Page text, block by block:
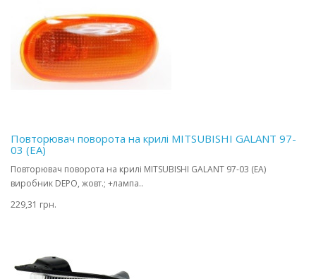
Повторювач поворота на крилі MITSUBISHI GALANT 97-
03 (EA)
Повторювач поворота на крилі MITSUBISHI GALANT 97-03 (EA)
виробник DEPO, жовт.; +лампа..
229,31 грн.